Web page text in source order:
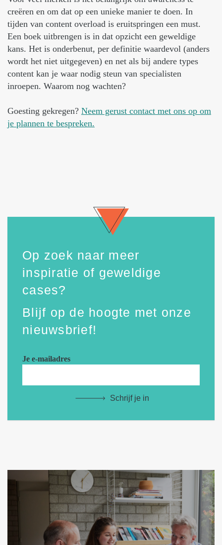
creëren en om dat op een unieke manier te doen. In
tijden van content overload is eruitspringen een must.
Een boek uitbrengen is in dat opzicht een geweldige
kans. Het is onderbenut, per definitie waardevol (anders
wordt het niet uitgegeven) en net als bij andere types
content kan je waar nodig steun van specialisten
inroepen. Waarom nog wachten?
Goesting gekregen? Neem gerust contact met ons op om
je plannen te bespreken.
Op zoek naar meer
inspiratie of geweldige
cases?
Blijf op de hoogte met onze
nieuwsbrief!
Je e-mailadres
Schrijf je in